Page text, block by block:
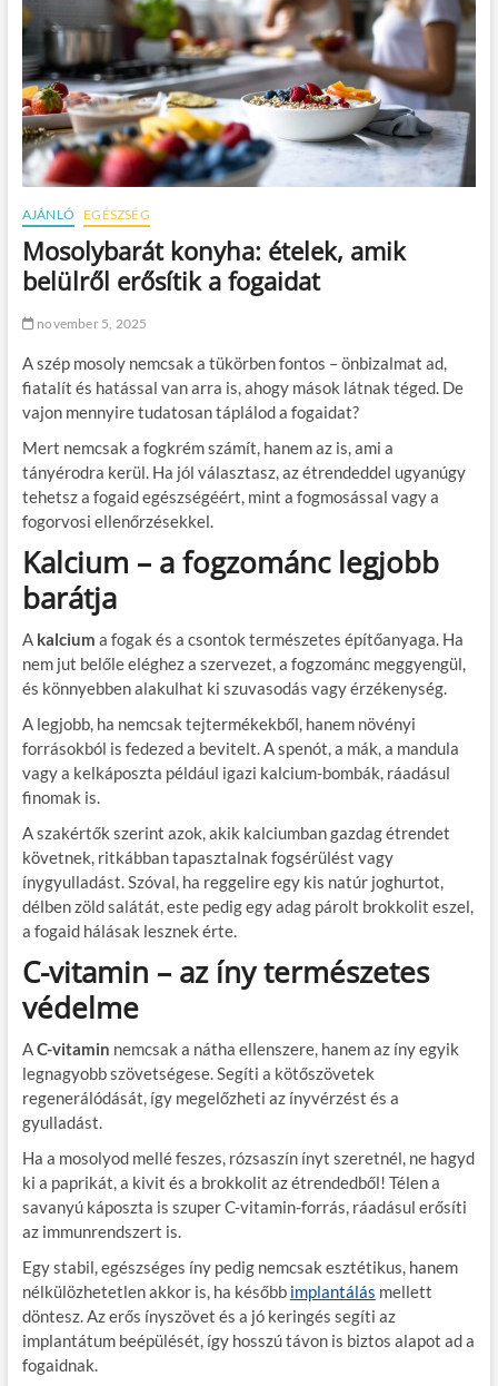
AJÁNLÓ EGÉSZSÉG
Mosolybarát konyha: ételek, amik
belülről erősítik a fogaidat
november 5, 2025
A szép mosoly nemcsak a tükörben fontos – önbizalmat ad,
fiatalít és hatással van arra is, ahogy mások látnak téged. De
vajon mennyire tudatosan táplálod a fogaidat?
Mert nemcsak a fogkrém számít, hanem az is, ami a
tányérodra kerül. Ha jól választasz, az étrendeddel ugyanúgy
tehetsz a fogaid egészségéért, mint a fogmosással vagy a
fogorvosi ellenőrzésekkel.
Kalcium – a fogzománc legjobb
barátja
A kalcium a fogak és a csontok természetes építőanyaga. Ha
nem jut belőle eléghez a szervezet, a fogzománc meggyengül,
és könnyebben alakulhat ki szuvasodás vagy érzékenység.
A legjobb, ha nemcsak tejtermékekből, hanem növényi
forrásokból is fedezed a bevitelt. A spenót, a mák, a mandula
vagy a kelkáposzta például igazi kalcium-bombák, ráadásul
finomak is.
A szakértők szerint azok, akik kalciumban gazdag étrendet
követnek, ritkábban tapasztalnak fogsérülést vagy
ínygyulladást. Szóval, ha reggelire egy kis natúr joghurtot,
délben zöld salátát, este pedig egy adag párolt brokkolit eszel,
a fogaid hálásak lesznek érte.
C-vitamin – az íny természetes
védelme
AC-vitamin nemcsak a nátha ellenszere, hanem az íny egyik
legnagyobb szövetségese. Segíti a kötőszövetek
regenerálódását, így megelőzheti az ínyvérzést és a
gyulladást.
Ha a mosolyod mellé feszes, rózsaszín ínyt szeretnél, ne hagyd
ki a paprikát, a kivit és a brokkolit az étrendedből! Télen a
savanyú káposzta is szuper C-vitamin-forrás, ráadásul erősíti
az immunrendszert is.
Egy stabil, egészséges íny pedig nemcsak esztétikus, hanem
nélkülözhetetlen akkor is, ha később implantálás mellett
döntesz. Az erős ínyszövet és a jó keringés segíti az
implantátum beépülését, így hosszú távon is biztos alapot ad a
fogaidnak.